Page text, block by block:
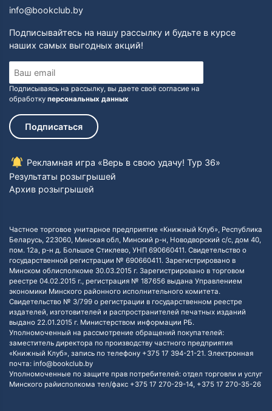
info@bookclub.by
Подписывайтесь на нашу рассылку и будьте в курсе
наших самых выгодных акций!
Подписываясь на рассылку, вы даете своё согласие на
обработку персональных данных
Подписаться
Рекламная игра «Верь в свою удачу! Тур 36»
Результаты розыгрышей
Архив розыгрышей
Частное торговое унитарное предприятие «Книжный Клуб», Республика
Беларусь, 223060, Минская обл, Минский р-н, Новодворский с/с, дом 40,
пом. 12а, р-н д. Большое Стиклево, УНП 690660411. Свидетельство о
государственной регистрации № 690660411. Зарегистрировано в
Минском облисполкоме 30.03.2015 г. Зарегистрировано в торговом
реестре 04.02.2015 г., регистрация № 187656 выдана Управлением
экономики Минского районного исполнительного комитета.
Свидетельство № 3/799 о регистрации в государственном реестре
издателей, изготовителей и распространителей печатных изданий
выдано 22.01.2015 г. Министерством информации РБ.
Уполномоченный на рассмотрение обращений покупателей:
заместитель директора по производству частного предприятия
«Книжный Клуб», запись по телефону +375 17 394-21-21. Электронная
почта: info@bookclub.by
Уполномоченные по защите прав потребителей: отдел торговли и услуг
Минского райисполкома тел/факс +375 17 270-29-14, +375 17 270-35-26